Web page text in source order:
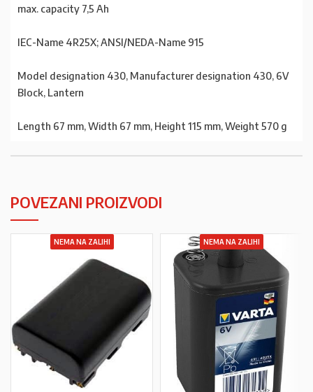
max. capacity 7,5 Ah
IEC-Name 4R25X; ANSI/NEDA-Name 915
Model designation 430, Manufacturer designation 430, 6V
Block, Lantern
Length 67 mm, Width 67 mm, Height 115 mm, Weight 570 g
POVEZANI PROIZVODI
NEMA NA ZALIHI NEMA NA ZALIHI